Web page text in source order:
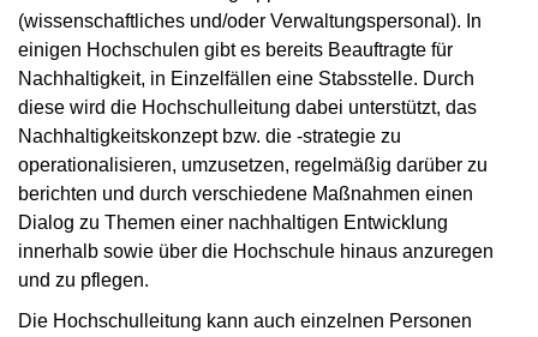
(wissenschaftliches und/oder Verwaltungspersonal). In
einigen Hochschulen gibt es bereits Beauftragte für
Nachhaltigkeit, in Einzelfällen eine Stabsstelle. Durch
diese wird die Hochschulleitung dabei unterstützt, das
Nachhaltigkeitskonzept bzw. die -strategie zu
operationalisieren, umzusetzen, regelmäßig darüber zu
berichten und durch verschiedene Maßnahmen einen
Dialog zu Themen einer nachhaltigen Entwicklung
innerhalb sowie über die Hochschule hinaus anzuregen
und zu pflegen.
Die Hochschulleitung kann auch einzelnen Personen